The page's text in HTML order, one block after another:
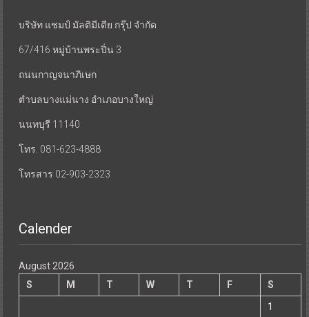
บริษัท แชมป์ มัลติมีเดีย กรุ๊ป จำกัด
67/416 หมู่บ้านพระปิ่น 3
ถนนกาญจนาภิเษก
ตำบลบางแม่นาง อำเภอบางใหญ่
นนทบุรี 11140
โทร. 081-623-4888
โทรสาร 02-903-2323
Calender
August 2026
S
M T W T F
S
1